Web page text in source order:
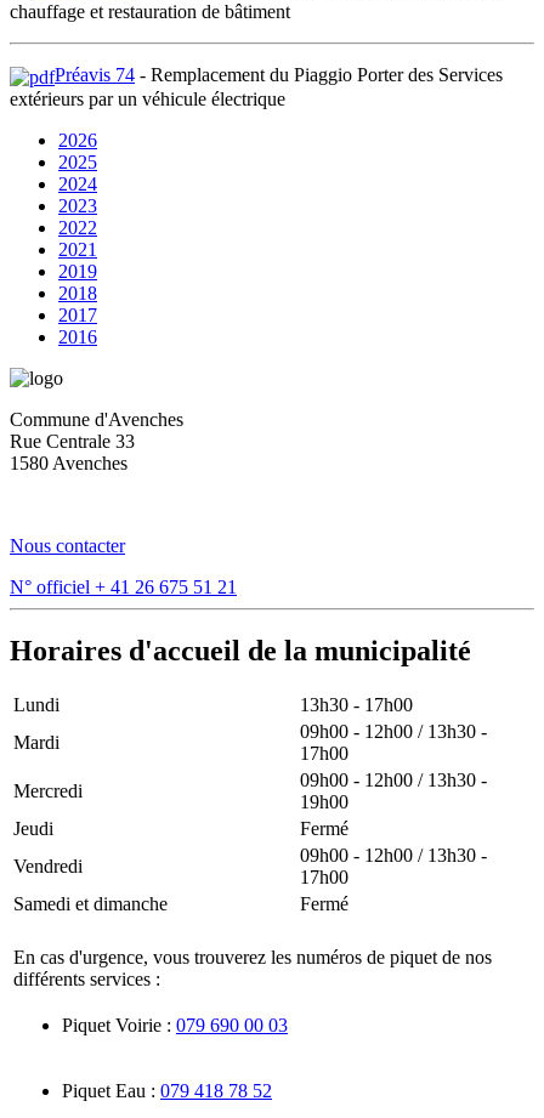
chauffage et restauration de bâtiment
Préavis 74 - Remplacement du Piaggio Porter des Services
extérieurs par un véhicule électrique
2026
2025
2024
2023
2022
2021
2019
2018
2017
2016
Commune d'Avenches
Rue Centrale 33
1580 Avenches
Nous contacter
N° officiel + 41 26 675 51 21
Horaires d'accueil de la municipalité
Lundi
13h30 - 17h00
Mardi
09h00 - 12h00 / 13h30 -
17h00
Mercredi
09h00 - 12h00 / 13h30 -
19h00
Jeudi
Fermé
Vendredi
09h00 - 12h00 / 13h30 -
17h00
Samedi et dimanche
Fermé
En cas d'urgence, vous trouverez les numéros de piquet de nos
différents services :
Piquet Voirie : 079 690 00 03
Piquet Eau : 079 418 78 52